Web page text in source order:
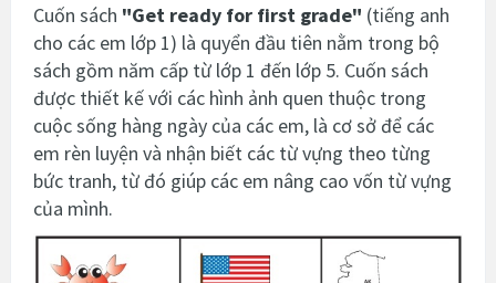
Cuốn sách "Get ready for first grade" (tiếng anh
cho các em lớp 1) là quyển đầu tiên nằm trong bộ
sách gồm năm cấp từ lớp 1 đến lớp 5. Cuốn sách
được thiết kế với các hình ảnh quen thuộc trong
cuộc sống hàng ngày của các em, là cơ sở để các
em rèn luyện và nhận biết các từ vựng theo từng
bức tranh, từ đó giúp các em nâng cao vốn từ vựng
của mình.